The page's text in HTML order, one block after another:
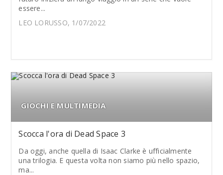
essere...
LEO LORUSSO, 1/07/2022
GIOCHI E MULTIMEDIA
Scocca l'ora di Dead Space 3
Da oggi, anche quella di Isaac Clarke è ufficialmente
una trilogia. E questa volta non siamo più nello spazio,
ma...